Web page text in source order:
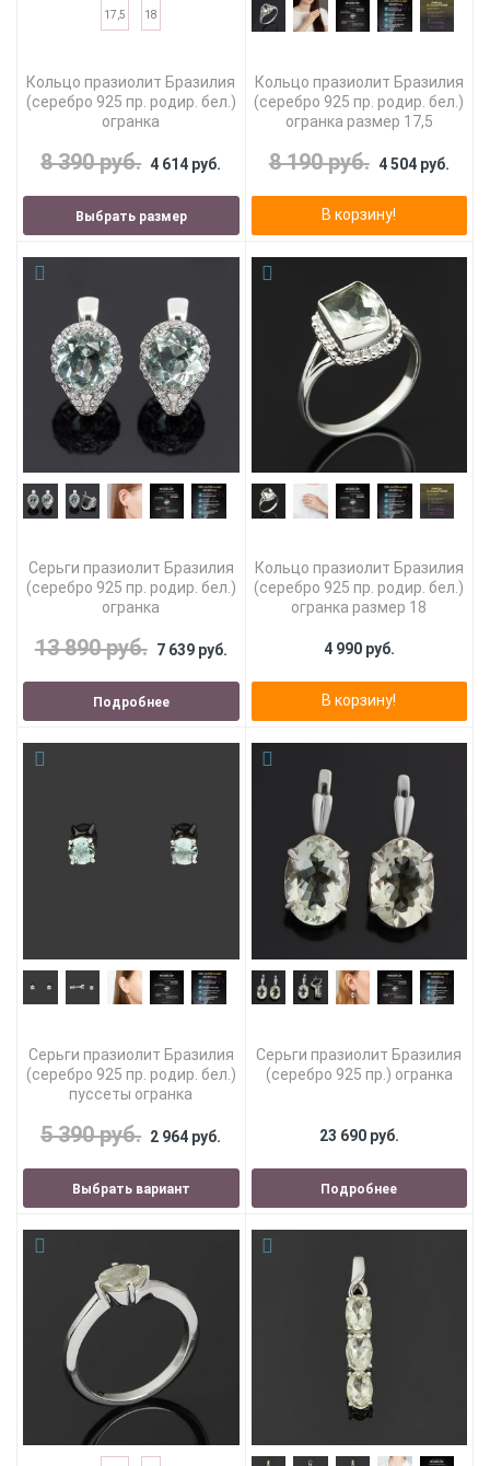
17,5 18
Кольцо празиолит Бразилия
(серебро 925 пр. родир. бел.)
огранка
8 390 руб. 4 614 руб.
Выбрать размер
Кольцо празиолит Бразилия
(серебро 925 пр. родир. бел.)
огранка размер 17,5
8 190 руб. 4 504 руб.
В корзину!
Серьги празиолит Бразилия
(серебро 925 пр. родир. бел.)
огранка
13 890 руб. 7 639 руб.
Подробнее
Кольцо празиолит Бразилия
(серебро 925 пр. родир. бел.)
огранка размер 18
4 990 руб.
В корзину!
Серьги празиолит Бразилия
(серебро 925 пр. родир. бел.)
пуссеты огранка
5 390 руб. 2 964 руб.
Выбрать вариант
Серьги празиолит Бразилия
(серебро 925 пр.) огранка
23 690 руб.
Подробнее